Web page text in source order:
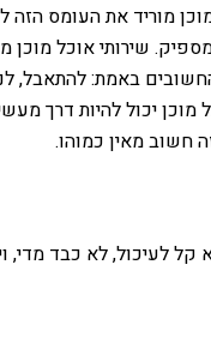
מוריד את העומס הזה
שירותי אוכל מוכן
באמת: להתאבל,
מוכן יכול להיות דרך
חשוב מאין כמוהו.
לעיכול, לא כבד